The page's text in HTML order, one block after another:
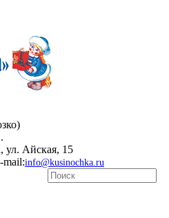
ул. Айская, 15
mail:info@kusinochka.ru